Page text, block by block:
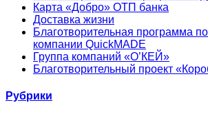
Карта «Добро» ОТП банка
Доставка жизни
Благотворительная программа
компании QuickMADE
Группа компаний «О’КЕЙ»
Благотворительный проект
Рубрики